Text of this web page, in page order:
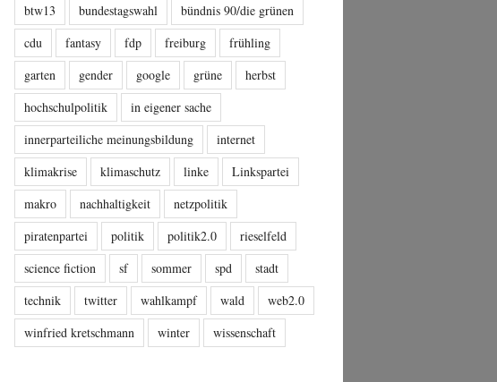
btw13
bundestagswahl
bündnis 90/die grünen
cdu
fantasy fdp freiburg
frühling
garten
gender google grüne
herbst
hochschulpolitik
in eigener sache
innerparteiliche meinungsbildung
internet
klimakrise
klimaschutz linke
Linkspartei
makro
nachhaltigkeit
netzpolitik
piratenpartei
politik politik2.0
rieselfeld
science fiction
sf sommer spd
stadt
technik
twitter wahlkampf wald
web2.0
winfried kretschmann
winter wissenschaft